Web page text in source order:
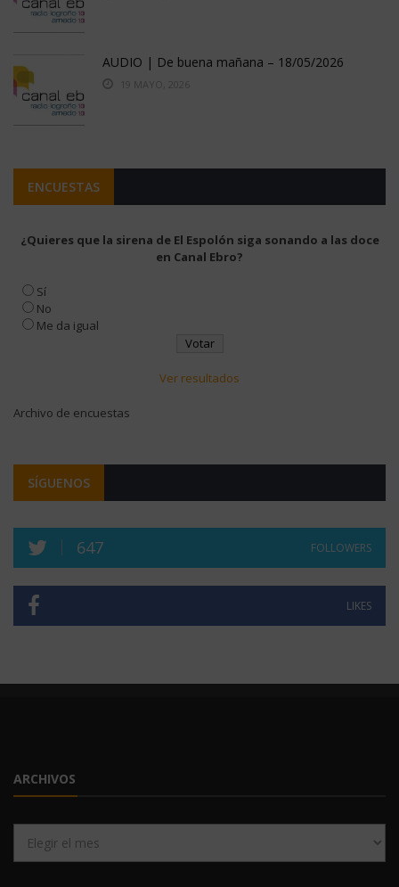
AUDIO | De buena mañana – 18/05/2026
19 MAYO, 2026
ENCUESTAS
¿Quieres que la sirena de El Espolón siga sonando a las doce
en Canal Ebro?
Sí
No
Me da igual
Ver resultados
Archivo de encuestas
SÍGUENOS
647 FOLLOWERS
LIKES
ARCHIVOS